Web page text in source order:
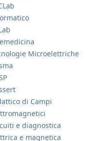
Microelettriche
di Campi
e diagnostica
e magnetica